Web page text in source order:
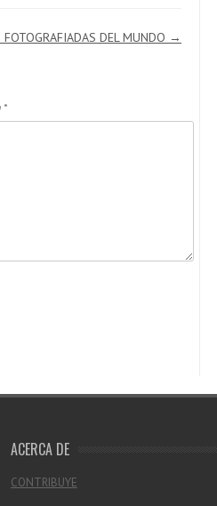
DEL MUNDO →
*
ACERCA DE
CONTRIBUYE